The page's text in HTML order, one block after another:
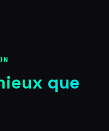
que